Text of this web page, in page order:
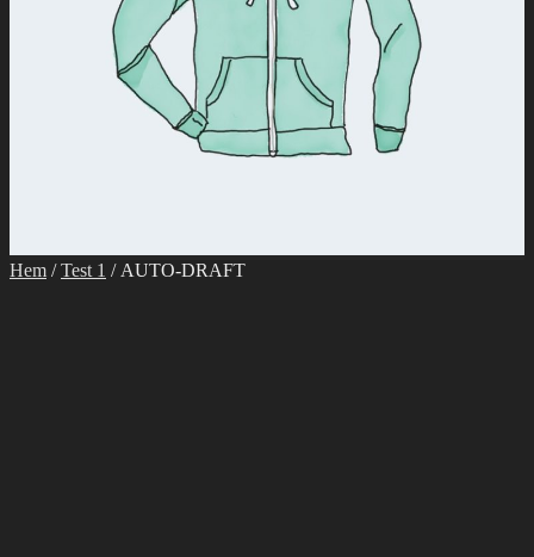
Hem /Test 1 / AUTO-DRAFT